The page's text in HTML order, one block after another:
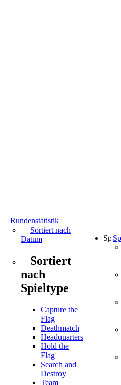
Rundenstatistik
Sortiert nach
Datum
Sortiert
nach
Spieltype
Capture the
Flag
Deathmatch
Headquarters
Hold the
Flag
Search and
Destroy
Team